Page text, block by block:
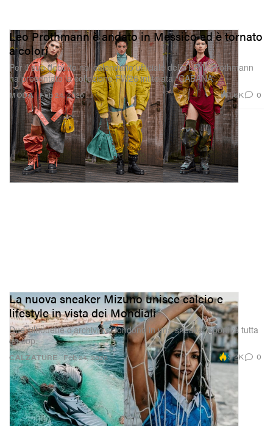
MODA
Leo Prothmann è andato in Messico ed è tornato
a colori
Per il suo debutto nel calendario ufficiale della LFW, Prothmann
ha presentato la collezione FW26 intitolata “CABAÑA”.
Feb 24, 2026 1.6K 0
CALZATURE
La nuova sneaker Mizuno unisce calcio e
lifestyle in vista dei Mondiali
Due silhouette d’archivio si fondono in una sneaker sportiva tutta
da cop.
Feb 24, 2026 3.2K 0